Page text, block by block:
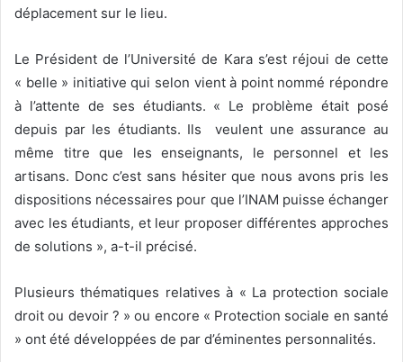
déplacement sur le lieu.
Le Président de l’Université de Kara s’est réjoui de cette
« belle » initiative qui selon vient à point nommé répondre
à l’attente de ses étudiants. « Le problème était posé
depuis par les étudiants. Ils veulent une assurance au
même titre que les enseignants, le personnel et les
artisans. Donc c’est sans hésiter que nous avons pris les
dispositions nécessaires pour que l’INAM puisse échanger
avec les étudiants, et leur proposer différentes approches
de solutions », a-t-il précisé.
Plusieurs thématiques relatives à « La protection sociale
droit ou devoir ? » ou encore « Protection sociale en santé
» ont été développées de par d’éminentes personnalités.